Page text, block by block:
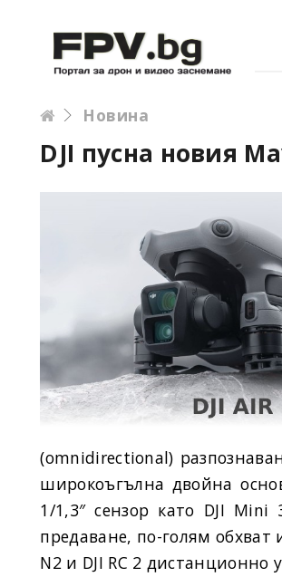
Новина
DJI пусна новия
(omnidirectional)
широкоъгълна двойна
1/1,3″ сензор като DJI
предаване, по-голям обхват
N2 и DJI RC 2 дистанционно